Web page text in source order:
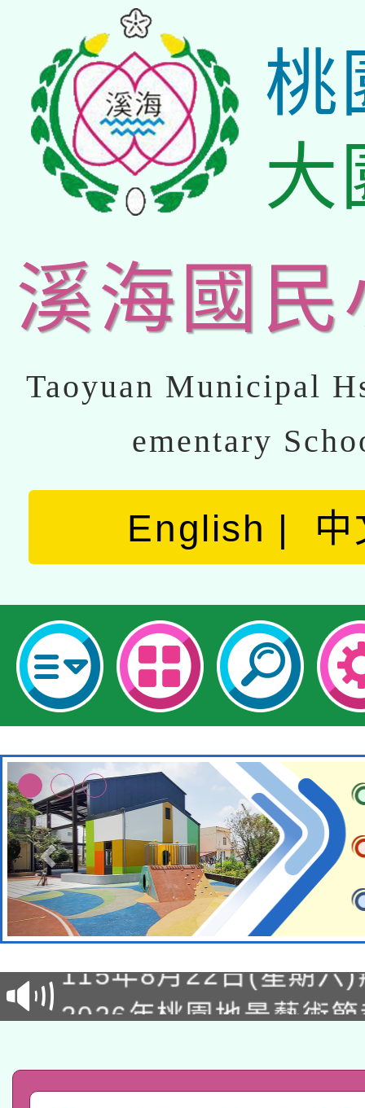
桃
大
溪海國民
Taoyuan Municipal
ementary
English 中
轉知經濟部水利署委託
業技術研究院辦理「
用水績優單位及節水達
桃園市孔廟祈福系列
2026年桃園地景藝術
關事宜
轉知教育部國民及學前